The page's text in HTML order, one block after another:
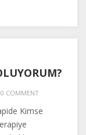
0 COMMENT
Kimse